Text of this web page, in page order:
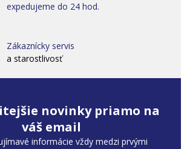
expedujeme do 24 hod.
Zákaznícky servis
a starostlivosť
novinky priamo na
váš email
informácie vždy medzi prvými